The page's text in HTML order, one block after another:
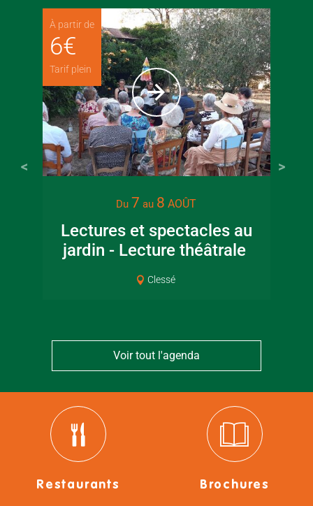
À partir de
6€
Tarif plein
Du 7 au 8 AOÛT
Lectures et spectacles au
jardin - Lecture théâtrale
Clessé
Voir tout l'agenda
Restaurants Brochures